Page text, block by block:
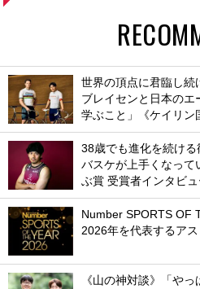
世界の頂点に君臨し続
ブレイセンと日本のエ
学ぶこと」《ケイリン
38歳でも進化を続け
バスケが上手くなって
ぶ賞 受賞者インタビュ
Number SPORTS OF
2026年を代表するア
《山の神対談》「や